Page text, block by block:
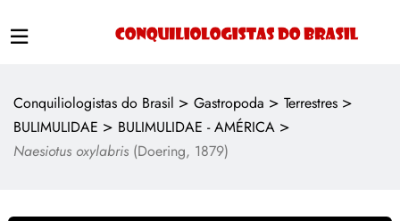
Conquiliologistas do Brasil > Gastropoda > Terrestres >
BULIMULIDAE > BULIMULIDAE - AMÉRICA >
Naesiotus oxylabris (Doering, 1879)